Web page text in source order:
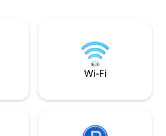
Wi-Fi